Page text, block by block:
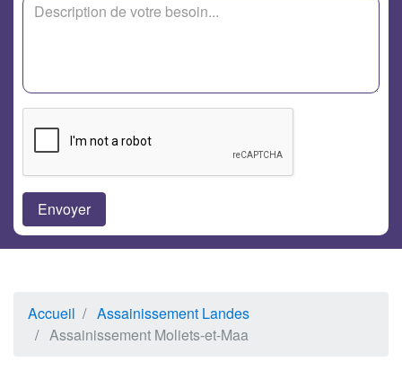
Accueil
Assainissement Landes
Assainissement Moliets-et-Maa